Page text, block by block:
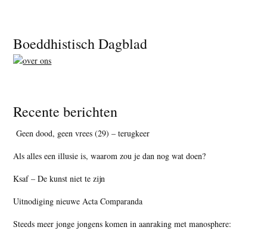
Footer
Boeddhistisch Dagblad
Recente berichten
Geen dood, geen vrees (29) – terugkeer
Als alles een illusie is, waarom zou je dan nog wat doen?
Ksaf – De kunst niet te zijn
Uitnodiging nieuwe Acta Comparanda
Steeds meer jonge jongens komen in aanraking met manosphere: